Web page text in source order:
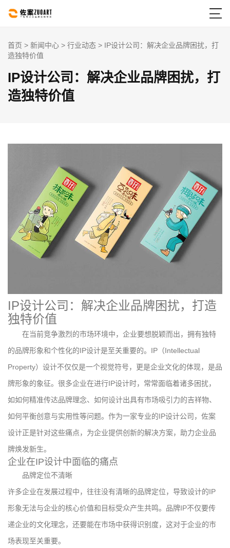

首页 > 新闻中心 > 行业动态 > IP设计公司：解决企业品牌困扰，打
造独特价值
IP设计公司：解决企业品牌困扰，打
造独特价值
IP设计公司：解决企业品牌困扰，打造
独特价值
在当前竞争激烈的市场环境中，企业要想脱颖而出，拥有独特
的品牌形象和个性化的IP设计是至关重要的。IP（Intellectual
Property）设计不仅仅是一个视觉符号，更是企业文化的体现，是品
牌形象的象征。很多企业在进行IP设计时，常常面临着诸多困扰，
如如何精准传达品牌理念、如何设计出具有市场吸引力的吉祥物、
如何平衡创意与实用性等问题。作为一家专业的IP设计公司，佐案
设计正是针对这些痛点，为企业提供创新的解决方案，助力企业品
牌焕发新生。
企业在IP设计中面临的痛点
品牌定位不清晰
许多企业在发展过程中，往往没有清晰的品牌定位，导致设计的IP
形象无法与企业的核心价值和目标受众产生共鸣。品牌IP不仅要传
递企业的文化理念，还要能在市场中获得识别度，这对于企业的市
场表现至关重要。